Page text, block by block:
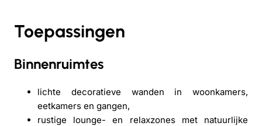
Toepassingen
Binnenruimtes
lichte decoratieve wanden in woonkamers,
eetkamers en gangen,
rustige lounge- en relaxzones met natuurlijke